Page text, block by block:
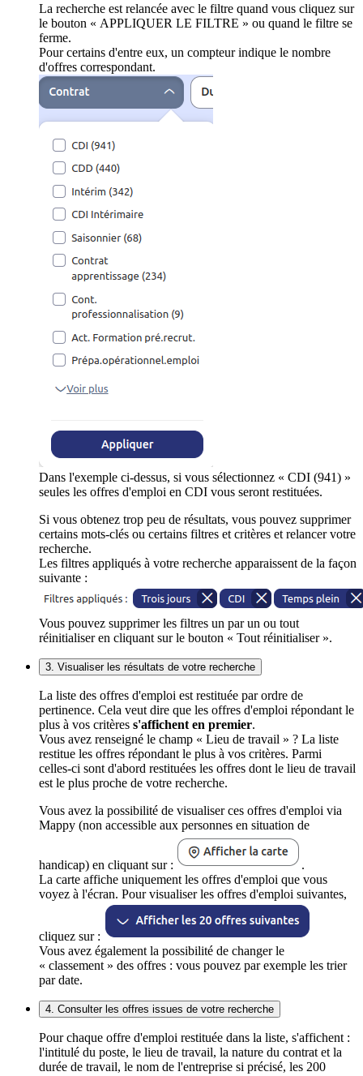
La recherche est relancée avec le filtre quand vous cliquez sur
le bouton « APPLIQUER LE FILTRE » ou quand le filtre se
ferme.
Pour certains d'entre eux, un compteur indique le nombre
d'offres correspondant.
Dans l'exemple ci-dessus, si vous sélectionnez « CDI (941) »
seules les offres d'emploi en CDI vous seront restituées.
Si vous obtenez trop peu de résultats, vous pouvez supprimer
certains mots-clés ou certains filtres et critères et relancer votre
recherche.
Les filtres appliqués à votre recherche apparaissent de la façon
suivante :
Vous pouvez supprimer les filtres un par un ou tout
réinitialiser en cliquant sur le bouton « Tout réinitialiser ».
3. Visualiser les résultats de votre recherche
La liste des offres d'emploi est restituée par ordre de
pertinence. Cela veut dire que les offres d'emploi répondant le
plus à vos critères s'affichent en premier.
Vous avez renseigné le champ « Lieu de travail » ? La liste
restitue les offres répondant le plus à vos critères. Parmi
celles-ci sont d'abord restituées les offres dont le lieu de travail
est le plus proche de votre recherche.
Vous avez la possibilité de visualiser ces offres d'emploi via
Mappy (non accessible aux personnes en situation de
handicap) en cliquant sur :
.
La carte affiche uniquement les offres d'emploi que vous
voyez à l'écran. Pour visualiser les offres d'emploi suivantes,
cliquez sur :
Vous avez également la possibilité de changer le
« classement » des offres : vous pouvez par exemple les trier
par date.
4. Consulter les offres issues de votre recherche
Pour chaque offre d'emploi restituée dans la liste, s'affichent :
l'intitulé du poste, le lieu de travail, la nature du contrat et la
durée de travail, le nom de l'entreprise si précisé, les 200